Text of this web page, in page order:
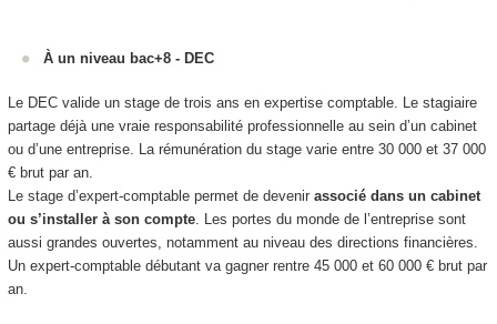
À un niveau bac+8 - DEC
Le DEC valide un stage de trois ans en expertise comptable. Le stagiaire
partage déjà une vraie responsabilité professionnelle au sein d’un cabinet
ou d’une entreprise. La rémunération du stage varie entre 30 000 et 37 000
€ brut par an.
Le stage d’expert-comptable permet de devenir associé dans un cabinet
ou s’installer à son compte. Les portes du monde de l’entreprise sont
aussi grandes ouvertes, notamment au niveau des directions financières.
Un expert-comptable débutant va gagner rentre 45 000 et 60 000 € brut par
an.